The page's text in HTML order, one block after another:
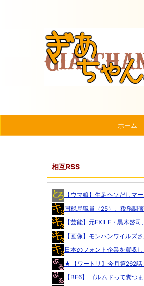
ホーム
相互RSS
【ウマ娘】生足ヘソだしマ
国税局職員（25）、税務調
【芸能】元EXILE・黒木啓
【画像】モンハンワイルズ
日本のフォント企業を買収
★【ワートリ】今月第262
【BF6】 ゴルムドって糞つ